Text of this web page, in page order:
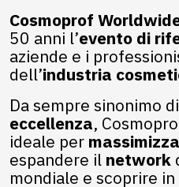
Cosmoprof
50 anni l’evento di
aziende e i
dell’industria
Da sempre sinonimo di
eccellenza,
ideale per
espandere il network
mondiale e scoprire